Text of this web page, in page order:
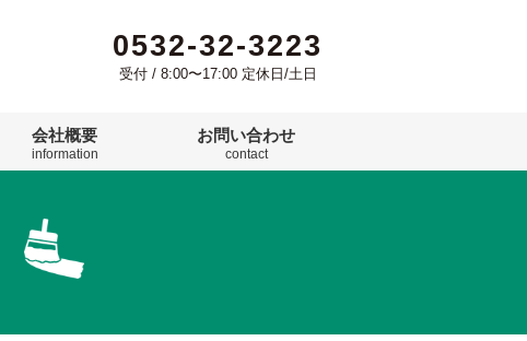
0532-32-3223
受付 / 8:00〜17:00 定休日/土日
会社概要
information
お問い合わせ
contact